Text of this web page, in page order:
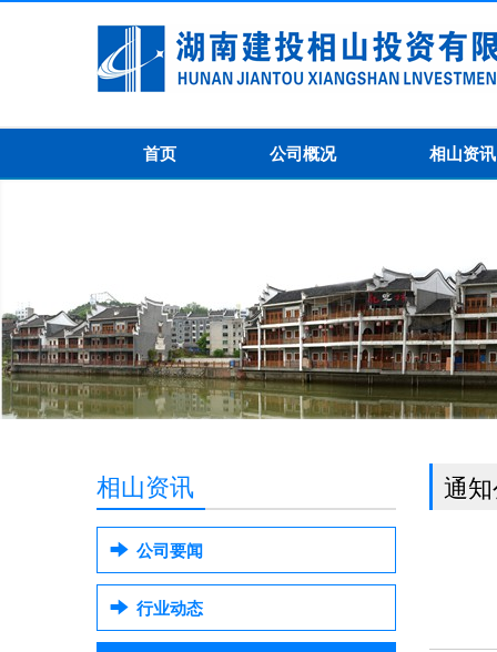
首页 公司概况 相山资讯
相山资讯
公司要闻
行业动态
通